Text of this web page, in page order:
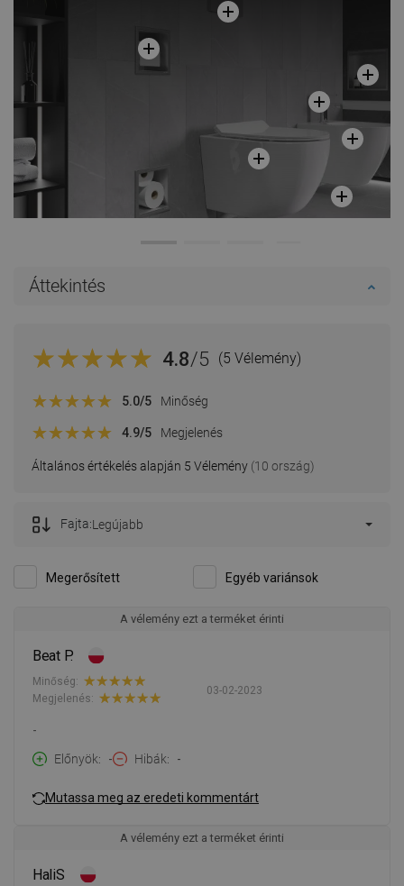
Áttekintés
4.8/5 (5 Vélemény)
Általános értékelés alapján 5 Vélemény (10 ország)
5.0/5 Minőség
4.9/5 Megjelenés
Megerősített Egyéb variánsok
Fajta:Legújabb
A vélemény ezt a terméket érinti
Beat P.
03-02-2023
Minőség:
Megjelenés:
-
Előnyök
- Hibák -
Mutassa meg az eredeti kommentárt
A vélemény ezt a terméket érinti
HaliS